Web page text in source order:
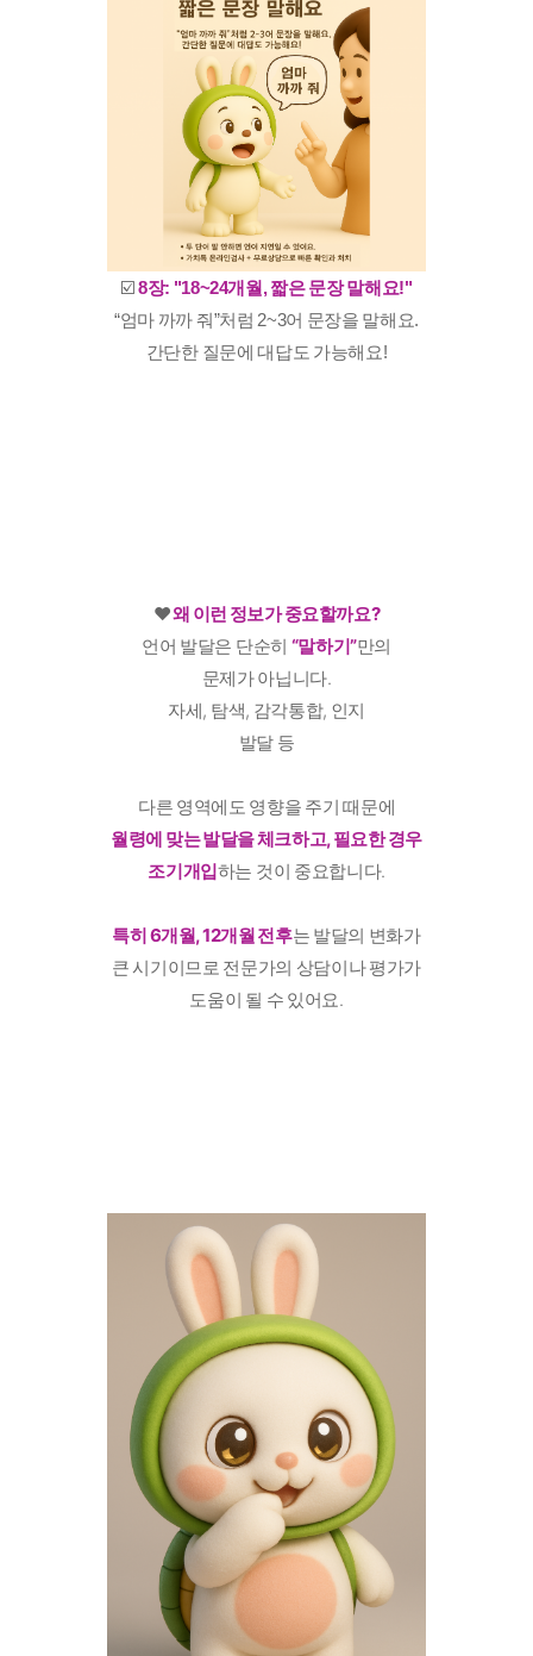
☑️8장: "18~24개월, 짧은 문장 말해요!"
“엄마 까까 줘”처럼 2~3어 문장을 말해요.
간단한 질문에 대답도 가능해요!
♥️왜 이런 정보가 중요할까요?
언어 발달은 단순히 “말하기”만의
문제가 아닙니다.
자세, 탐색, 감각통합, 인지
발달 등
다른 영역에도 영향을 주기 때문에
월령에 맞는 발달을 체크하고, 필요한 경우
조기개입하는 것이 중요합니다.
특히 6개월, 12개월 전후는 발달의 변화가
큰 시기이므로 전문가의 상담이나 평가가
도움이 될 수 있어요.